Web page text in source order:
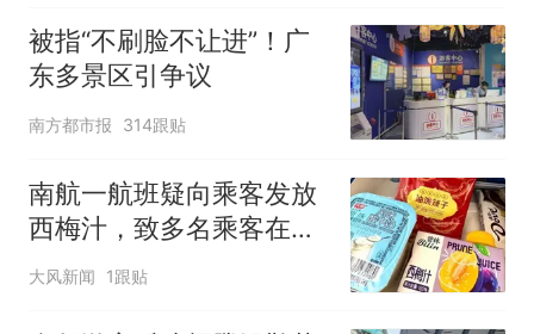
被指“不刷脸不让进”！广
东多景区引争议
南方都市报 314跟贴
南航一航班疑向乘客发放
西梅汁，致多名乘客在飞
行途中排队上厕所！乘
大风新闻 1跟贴